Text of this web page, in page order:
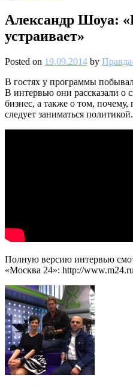
Александр Шоуа:
устраивает»
Posted on 19.09.2014 by
В гостях у программы
В интервью они рассказали о
бизнес, а также о том,
следует заниматься
Полную версию интервью
«Москва 24»: http://